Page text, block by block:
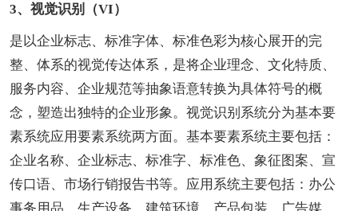
3、视觉识别（VI）
是以企业标志、标准字体、标准色彩为核心展开的完
整、体系的视觉传达体系，是将企业理念、文化特质、
服务内容、企业规范等抽象语意转换为具体符号的概
念，塑造出独特的企业形象。视觉识别系统分为基本要
素系统应用要素系统两方面。基本要素系统主要包括：
企业名称、企业标志、标准字、标准色、象征图案、宣
传口语、市场行销报告书等。应用系统主要包括：办公